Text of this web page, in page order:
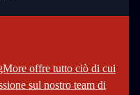
offre tutto ciò di cui
sul nostro team di